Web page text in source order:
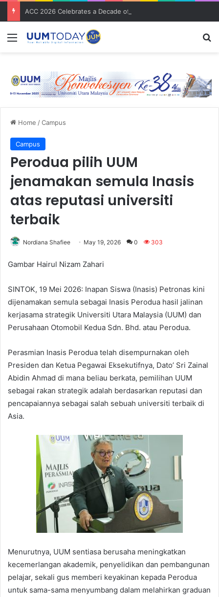
Menu
Home /Campus
Campus
Perodua pilih UUM
jenamakan semula Inasis
atas reputasi universiti
terbaik
Nordiana Shafiee May 19, 2026 0 303
Gambar Hairul Nizam Zahari
SINTOK, 19 Mei 2026: Inapan Siswa (Inasis) Petronas kini
dijenamakan semula sebagai Inasis Perodua hasil jalinan
kerjasama strategik Universiti Utara Malaysia (UUM) dan
Perusahaan Otomobil Kedua Sdn. Bhd. atau Perodua.
Perasmian Inasis Perodua telah disempurnakan oleh
Presiden dan Ketua Pegawai Eksekutifnya, Dato’ Sri Zainal
Abidin Ahmad di mana beliau berkata, pemilihan UUM
sebagai rakan strategik adalah berdasarkan reputasi dan
pencapaiannya sebagai salah sebuah universiti terbaik di
Asia.
Menurutnya, UUM sentiasa berusaha meningkatkan
kecemerlangan akademik, penyelidikan dan pembangunan
pelajar, sekali gus memberi keyakinan kepada Perodua
untuk sama-sama menyumbang dalam melahirkan graduan